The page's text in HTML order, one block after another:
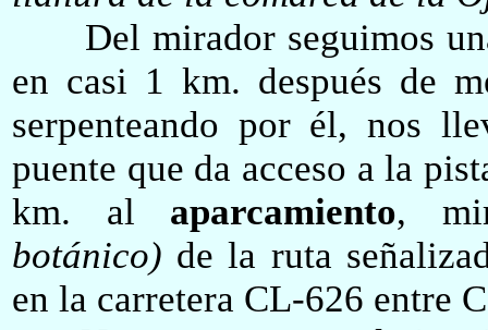
Del mirador seguimos
en casi 1 km. después de
serpenteando por él, nos
puente que da acceso a la
km. al aparcamiento,
botánico) de la ruta
en la carretera CL-626 entre